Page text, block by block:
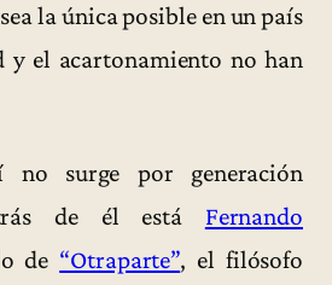
la única posible en un país
y el acartonamiento no han
no surge por generación
de él está Fernando
de “Otraparte”, el filósofo